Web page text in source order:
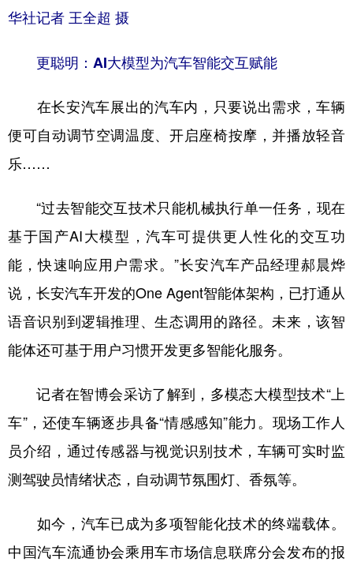
Русский язык 日本語
Deutsch Português
华社记者 王全超 摄
更聪明：AI大模型为汽车智能交互赋能
在长安汽车展出的汽车内，只要说出需求，车辆
便可自动调节空调温度、开启座椅按摩，并播放轻音
乐……
“过去智能交互技术只能机械执行单一任务，现在
基于国产AI大模型，汽车可提供更人性化的交互功
能，快速响应用户需求。”长安汽车产品经理郝晨烨
说，长安汽车开发的One Agent智能体架构，已打通从
语音识别到逻辑推理、生态调用的路径。未来，该智
能体还可基于用户习惯开发更多智能化服务。
记者在智博会采访了解到，多模态大模型技术“上
车”，还使车辆逐步具备“情感感知”能力。现场工作人
员介绍，通过传感器与视觉识别技术，车辆可实时监
测驾驶员情绪状态，自动调节氛围灯、香氛等。
如今，汽车已成为多项智能化技术的终端载体。
中国汽车流通协会乘用车市场信息联席分会发布的报